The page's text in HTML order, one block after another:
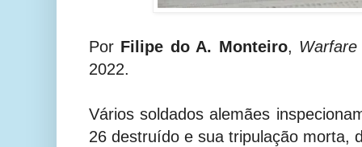
Por Filipe do A. Monteiro,
2022.
Vários soldados alemães
26 destruído e sua tripulação morta,